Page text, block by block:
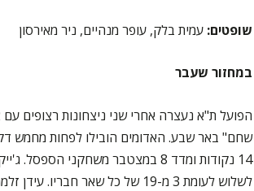
שופטים: עמית בלק, עופר מנהיים, ניר מאירסון
במחזור שעבר
שחם" באר שבע. האדומים הובילו לפחות מחמש